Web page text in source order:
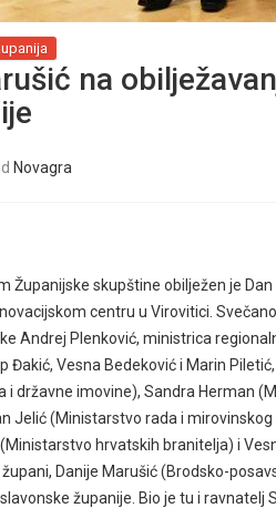
na
Novagra
Županijske skupštine obilježen je
centru u Virovitici.
Andrej Plenković, ministrica
Đakić, Vesna Bedeković i Marin
i državne imovine), Sandra Herman
Jelić (Ministarstvo rada i
hrvatskih branitelja) i
Danije Marušić (Brodsko-
županije. Bio je tu i ravnatelj